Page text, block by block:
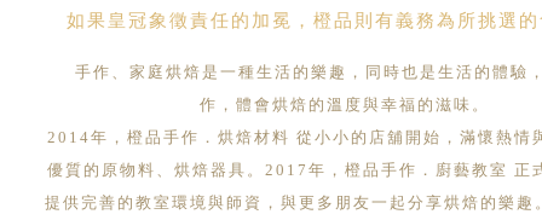
如果皇冠象徵責任的加冕，橙品則有義務為所挑選
手作、家庭烘焙是一種生活的樂趣，同時也是生活的體驗
作，體會烘焙的溫度與幸福的滋味。
2014年，橙品手作．烘焙材料 從小小的店舖開始，滿懷熱情
優質的原物料、烘焙器具。2017年，橙品手作．廚藝教室 正
提供完善的教室環境與師資，與更多朋友一起分享烘焙的樂趣